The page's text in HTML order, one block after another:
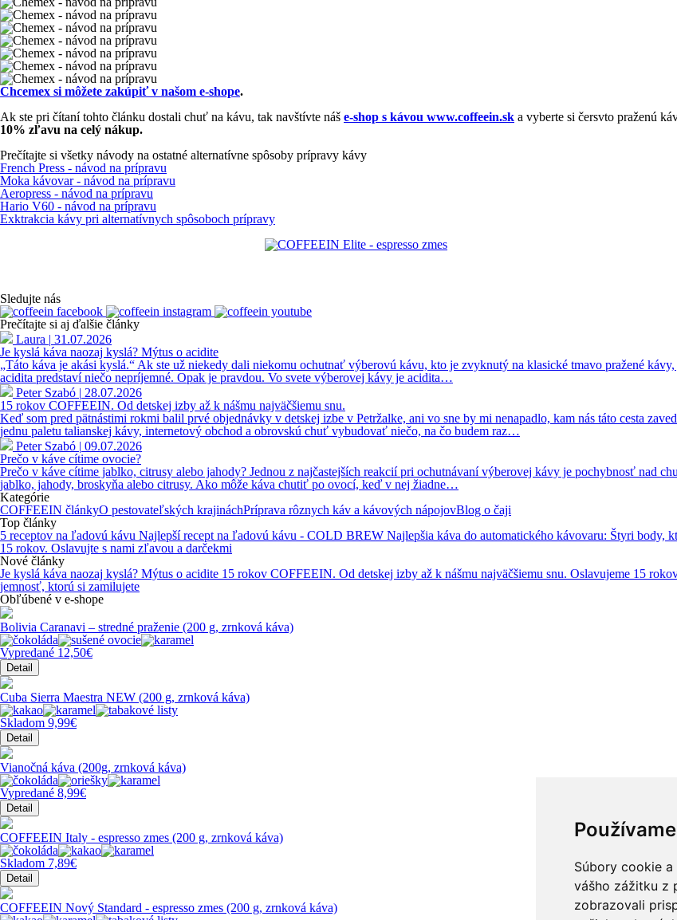
Súbory cookie
vášho zážitku z
zobrazovali
Chcemex si môžete zakúpiť v našom e-shope.
Ak ste pri čítaní tohto článku dostali chuť na kávu, tak navštívte náš e-shop s kávou www.coffeein.sk a vyberte si čersvto praženú
10% zľavu na celý nákup.
Prečítajte si všetky návody na ostatné alternatívne spôsoby prípravy kávy
French Press - návod na prípravu
Moka kávovar - návod na prípravu
Aeropress - návod na prípravu
Hario V60 - návod na prípravu
Exktrakcia kávy pri alternatívnych spôsoboch prípravy
Sledujte nás
Prečítajte si aj ďalšie články
Laura | 31.07.2026
Je kyslá káva naozaj kyslá? Mýtus o acidite
„Táto káva je akási kyslá.“ Ak ste už niekedy dali niekomu ochutnať výberovú kávu, kto je zvyknutý na klasické tmavo pražené
acidita predstaví niečo nepríjemné. Opak je pravdou. Vo svete výberovej kávy je acidita…
Peter Szabó | 28.07.2026
15 rokov COFFEEIN. Od detskej izby až k nášmu najväčšiemu snu.
Keď som pred pätnástimi rokmi balil prvé objednávky v detskej izbe v Petržalke, ani vo sne by mi nenapadlo, kam nás táto cesta
jednu paletu talianskej kávy, internetový obchod a obrovskú chuť vybudovať niečo, na čo budem raz…
Peter Szabó | 09.07.2026
Prečo v káve cítime ovocie?
Prečo v káve cítime jablko, citrusy alebo jahody? Jednou z najčastejších reakcií pri ochutnávaní výberovej kávy je pochybnosť nad
jablko, jahody, broskyňa alebo citrusy. Ako môže káva chutiť po ovocí, keď v nej žiadne…
Kategórie
COFFEEIN článkyO pestovateľských krajináchPríprava rôznych káv a kávových nápojovBlog o čaji
Top články
5 receptov na ľadovú kávu Najlepší recept na ľadovú kávu - COLD BREW Najlepšia káva do automatického kávovaru: Štyri body,
15 rokov. Oslavujte s nami zľavou a darčekmi
Nové články
Je kyslá káva naozaj kyslá? Mýtus o acidite 15 rokov COFFEEIN. Od detskej izby až k nášmu najväčšiemu snu. Oslavujeme 15
jemnosť, ktorú si zamilujete
Obľúbené v e-shope
Bolivia Caranavi – stredné praženie (200 g, zrnková káva)
Vypredané 12,50€
Detail
Cuba Sierra Maestra NEW (200 g, zrnková káva)
Skladom 9,99€
Detail
Vianočná káva (200g, zrnková káva)
Vypredané 8,99€
Detail
COFFEEIN Italy - espresso zmes (200 g, zrnková káva)
Skladom 7,89€
Detail
COFFEEIN Nový Standard - espresso zmes (200 g, zrnková káva)